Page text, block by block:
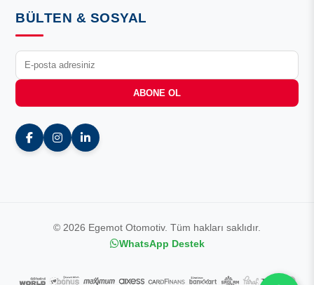
BÜLTEN & SOSYAL
ABONE OL
© 2026 Egemot Otomotiv. Tüm hakları saklıdır.
WhatsApp Destek